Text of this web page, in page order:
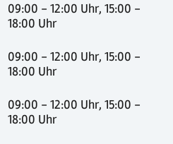
09:00 - 12:00 Uhr, 15:00 -
18:00 Uhr
09:00 - 12:00 Uhr, 15:00 -
18:00 Uhr
09:00 - 12:00 Uhr, 15:00 -
18:00 Uhr